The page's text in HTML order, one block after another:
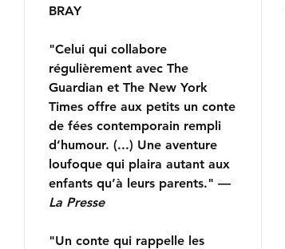
BRAY
"Celui qui collabore
régulièrement avec The
Guardian et The New York
Times offre aux petits un conte
de fées contemporain rempli
d’humour. (...) Une aventure
loufoque qui plaira autant aux
enfants qu’à leurs parents." —
La Presse
"Un conte qui rappelle les